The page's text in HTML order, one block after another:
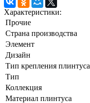
Характеристики:
Прочие
Страна производства
Элемент
Дизайн
Тип крепления плинтуса
Тип
Коллекция
Материал плинтуса